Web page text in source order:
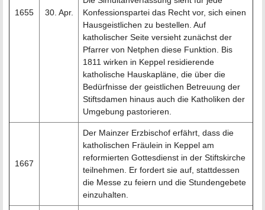
1655 30. Apr.
Konfessionspartei das Recht vor, sich einen
Hausgeistlichen zu bestellen. Auf
katholischer Seite versieht zunächst der
Pfarrer von Netphen diese Funktion. Bis
1811 wirken in Keppel residierende
katholische Hauskapläne, die über die
Bedürfnisse der geistlichen Betreuung der
Stiftsdamen hinaus auch die Katholiken der
Umgebung pastorieren.
1667
Der Mainzer Erzbischof erfährt, dass die
katholischen Fräulein in Keppel am
reformierten Gottesdienst in der Stiftskirche
teilnehmen. Er fordert sie auf, stattdessen
die Messe zu feiern und die Stundengebete
einzuhalten.